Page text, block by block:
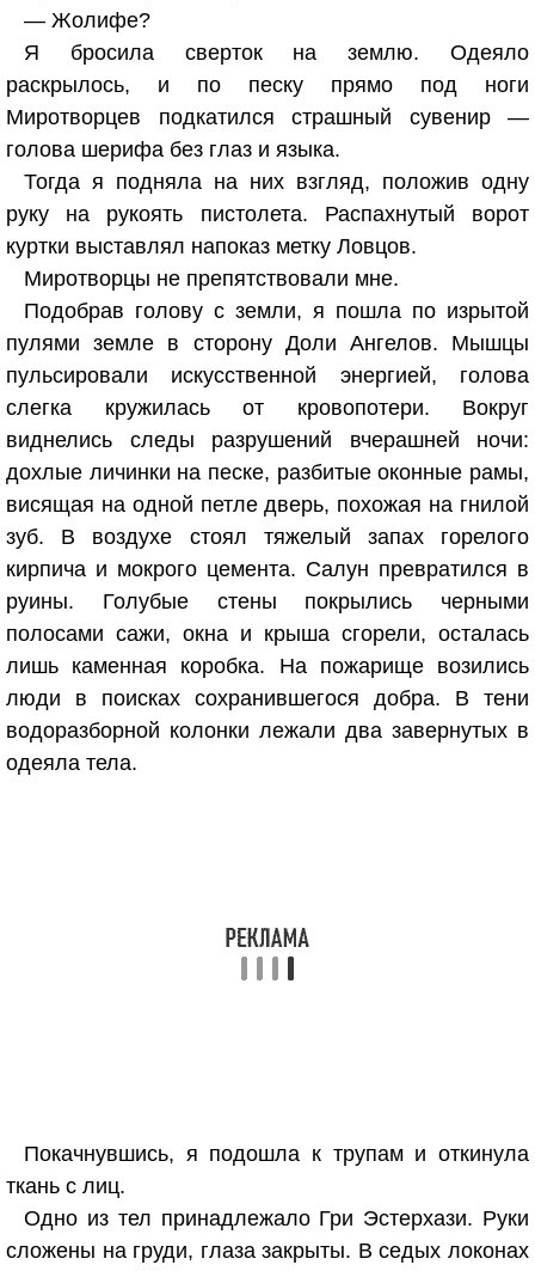
— Жолифе?
Я бросила сверток на землю. Одеяло
раскрылось, и по песку прямо под ноги
Миротворцев подкатился страшный сувенир —
голова шерифа без глаз и языка.
Тогда я подняла на них взгляд, положив одну
руку на рукоять пистолета. Распахнутый ворот
куртки выставлял напоказ метку Ловцов.
Миротворцы не препятствовали мне.
Подобрав голову с земли, я пошла по изрытой
пулями земле в сторону Доли Ангелов. Мышцы
пульсировали искусственной энергией, голова
слегка кружилась от кровопотери. Вокруг
виднелись следы разрушений вчерашней ночи:
дохлые личинки на песке, разбитые оконные рамы,
висящая на одной петле дверь, похожая на гнилой
зуб. В воздухе стоял тяжелый запах горелого
кирпича и мокрого цемента. Салун превратился в
руины. Голубые стены покрылись черными
полосами сажи, окна и крыша сгорели, осталась
лишь каменная коробка. На пожарище возились
люди в поисках сохранившегося добра. В тени
водоразборной колонки лежали два завернутых в
одеяла тела.
Покачнувшись, я подошла к трупам и откинула
ткань с лиц.
Одно из тел принадлежало Гри Эстерхази. Руки
сложены на груди, глаза закрыты. В седых локонах